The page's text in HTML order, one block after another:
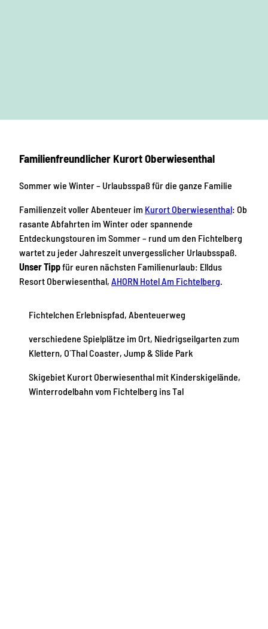
Familienfreundlicher Kurort Oberwiesenthal
Sommer wie Winter – Urlaubsspaß für die ganze Familie
Familienzeit voller Abenteuer im Kurort Oberwiesenthal: Ob
rasante Abfahrten im Winter oder spannende
Entdeckungstouren im Sommer – rund um den Fichtelberg
wartet zu jeder Jahreszeit unvergesslicher Urlaubsspaß.
Unser Tippfür euren nächsten Familienurlaub: Elldus
Resort Oberwiesenthal, AHORN Hotel Am Fichtelberg.
Fichtelchen Erlebnispfad, Abenteuerweg
verschiedene Spielplätze im Ort, Niedrigseilgarten zum
Klettern, O´Thal Coaster, Jump & Slide Park
Skigebiet Kurort Oberwiesenthal mit Kinderskigelände,
Winterrodelbahn vom Fichtelberg ins Tal